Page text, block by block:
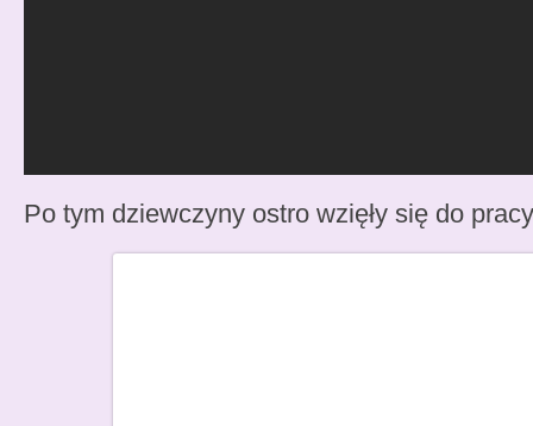
Po tym dziewczyny ostro wzięły się do